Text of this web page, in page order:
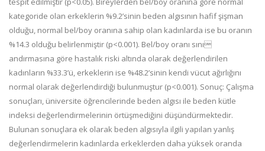
kategoride olan erkeklerin %9.2’sinin beden algısının hafif şişman
olduğu, normal bel/boy oranına sahip olan kadınlarda ise bu oranın
%14.3 olduğu belirlenmiştir (p<0.001). Bel/boy oranı sını
andırmasına göre hastalık riski altında olarak değerlendirilen
kadınların %33.3’ü, erkeklerin ise %48.2’sinin kendi vücut ağırlığını
normal olarak değerlendirdiği bulunmuştur (p<0.001). Sonuç: Çalışma
sonuçları, üniversite öğrencilerinde beden algısı ile beden kütle
indeksi değerlendirmelerinin örtüşmediğini düşündürmektedir.
Bulunan sonuçlara ek olarak beden algısıyla ilgili yapılan yanlış
değerlendirmelerin kadınlarda erkeklerden daha yüksek oranda